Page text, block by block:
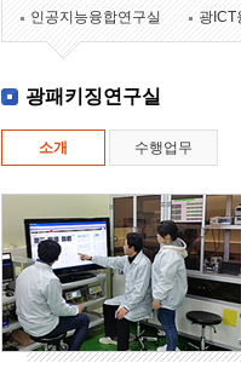
인공지능융합연구실 광ICT
광패키징연구실
소개 수행업무